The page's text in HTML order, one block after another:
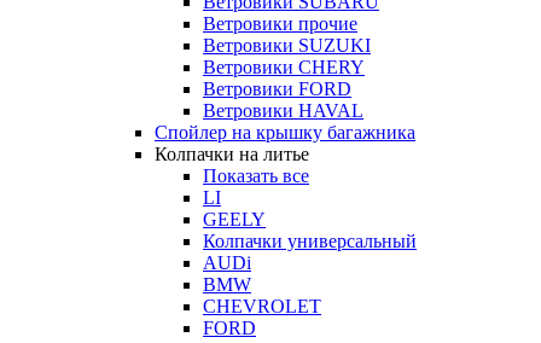
Ветровики прочие
Ветровики SUZUKI
Ветровики CHERY
Ветровики FORD
Ветровики HAVAL
Спойлер на крышку багажника
Колпачки на литье
Показать все
LI
GEELY
Колпачки универсальный
AUDi
BMW
CHEVROLET
FORD